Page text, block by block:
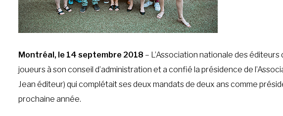
Montréal, le 14 septembre 2018 – L’Association nationale des
joueurs à son conseil d’administration et a confié la présidence de
Jean éditeur) qui complétait ses deux mandats de deux ans comme
prochaine année.